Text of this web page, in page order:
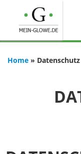
AKTIVITÄTEN
Home » Datenschutz